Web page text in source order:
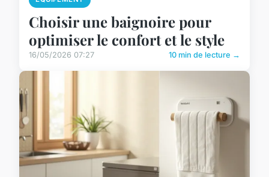
Choisir une baignoire pour
optimiser le confort et le style
16/05/2026 07:27 10 min de lecture →